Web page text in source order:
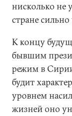
нисколько не
стране
К концу
бывшим
режим в
будит
уровнем
жизней оно